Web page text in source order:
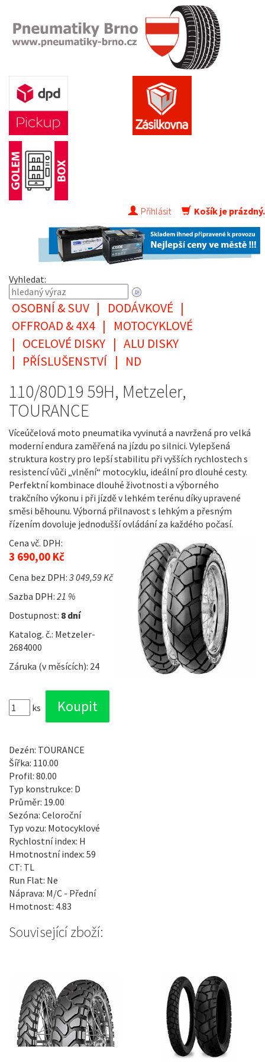
Přihlásit Košík je prázdný.
Vyhledat:
OSOBNÍ & SUV | DODÁVKOVÉ |
OFFROAD & 4X4 |
MOTOCYKLOVÉ
| OCELOVÉ DISKY | ALU DISKY
| PŘÍSLUŠENSTVÍ | ND
110/80D19 59H, Metzeler,
TOURANCE
Víceúčelová moto pneumatika vyvinutá a navržená pro velká
moderní endura zaměřená na jízdu po silnici. Vylepšená
struktura kostry pro lepší stabilitu při vyšších rychlostech s
resistencí vůči „vlnění“ motocyklu, ideální pro dlouhé cesty.
Perfektní kombinace dlouhé životnosti a výborného
trakčního výkonu i při jízdě v lehkém terénu díky upravené
směsi běhounu. Výborná přilnavost s lehkým a přesným
řízením dovoluje jednodušší ovládání za každého počasí.
Cena vč. DPH:
3 690,00 Kč
Cena bez DPH: 3 049,59 Kč
Sazba DPH: 21 %
Dostupnost: 8 dní
Katalog. č.: Metzeler-
2684000
Záruka (v měsících): 24
ks
Dezén: TOURANCE
Šířka: 110.00
Profil: 80.00
Typ konstrukce: D
Průměr: 19.00
Sezóna: Celoroční
Typ vozu: Motocyklové
Rychlostní index: H
Hmotnostní index: 59
CT: TL
Run Flat: Ne
Náprava: M/C - Přední
Hmotnost: 4.83
Související zboží: